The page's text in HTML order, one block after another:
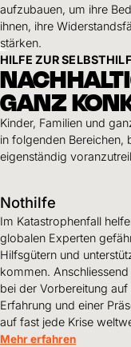
aufzubauen, um ihre
ihnen, ihre
stärken.
HILFE ZUR
GANZ
Kinder, Familien und
in folgenden Bereichen,
eigenständig
Nothilfe
Im Katastrophenfall
globalen Experten
Hilfsgütern und
kommen.
bei der Vorbereitung
Erfahrung und einer
auf fast jede Krise
Mehr erfahren